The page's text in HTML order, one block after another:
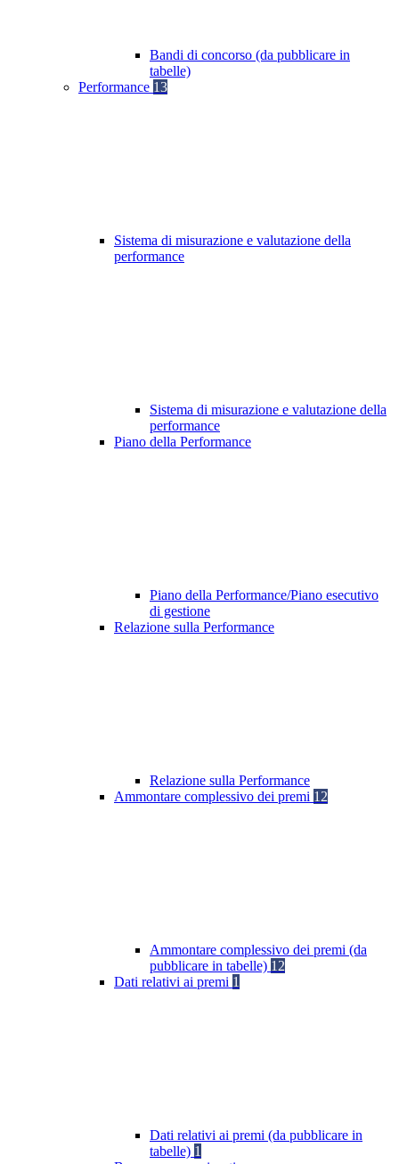
Bandi di concorso (da pubblicare in
tabelle)
Performance 13
Sistema di misurazione e valutazione della
performance
Sistema di misurazione e valutazione della
performance
Piano della Performance
Piano della Performance/Piano esecutivo
di gestione
Relazione sulla Performance
Relazione sulla Performance
Ammontare complessivo dei premi 12
Ammontare complessivo dei premi (da
pubblicare in tabelle) 12
Dati relativi ai premi 1
Dati relativi ai premi (da pubblicare in
tabelle) 1